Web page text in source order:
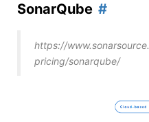
SonarQube
https://
pricing/sonarqube/